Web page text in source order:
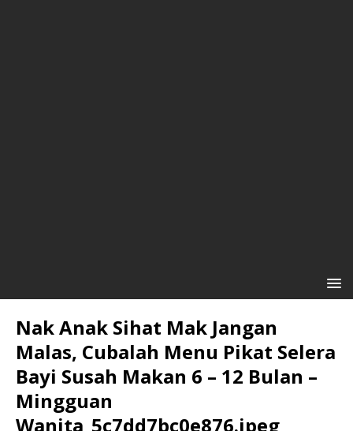
Nak Anak Sihat Mak Jangan
Malas, Cubalah Menu Pikat Selera
Bayi Susah Makan 6 – 12 Bulan –
Mingguan
Wanita_5c7dd7bc0e876.jpeg